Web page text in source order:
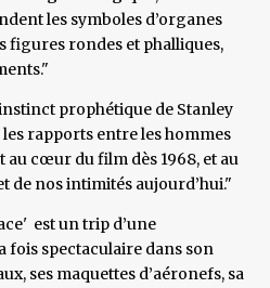
les symboles d’organes
figures rondes et phalliques,
prophétique de Stanley
rapports entre les hommes
cœur du film dès 1968, et au
nos intimités aujourd’hui."
est un trip d’une
fois spectaculaire dans son
ses maquettes d’aéronefs, sa